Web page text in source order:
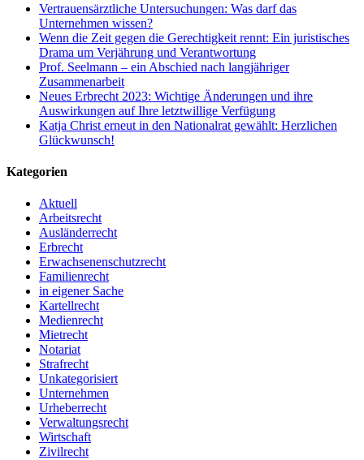
Vertrauensärztliche Untersuchungen: Was darf das
Unternehmen wissen?
Wenn die Zeit gegen die Gerechtigkeit rennt: Ein juristisches
Drama um Verjährung und Verantwortung
Prof. Seelmann – ein Abschied nach langjähriger
Zusammenarbeit
Neues Erbrecht 2023: Wichtige Änderungen und ihre
Auswirkungen auf Ihre letztwillige Verfügung
Katja Christ erneut in den Nationalrat gewählt: Herzlichen
Glückwunsch!
Kategorien
Aktuell
Arbeitsrecht
Ausländerrecht
Erbrecht
Erwachsenenschutzrecht
Familienrecht
in eigener Sache
Kartellrecht
Medienrecht
Mietrecht
Notariat
Strafrecht
Unkategorisiert
Unternehmen
Urheberrecht
Verwaltungsrecht
Wirtschaft
Zivilrecht